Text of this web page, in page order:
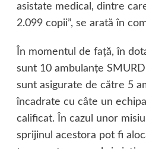
asistate medical, dintre
2.099 copii”, se arată în
În momentul de faţă, în
sunt 10 ambulanţe
sunt asigurate de către 5
încadrate cu câte un
calificat. În cazul unor
sprijinul acestora pot fi